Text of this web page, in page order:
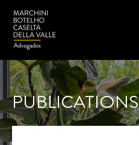
PUBLICATIONS